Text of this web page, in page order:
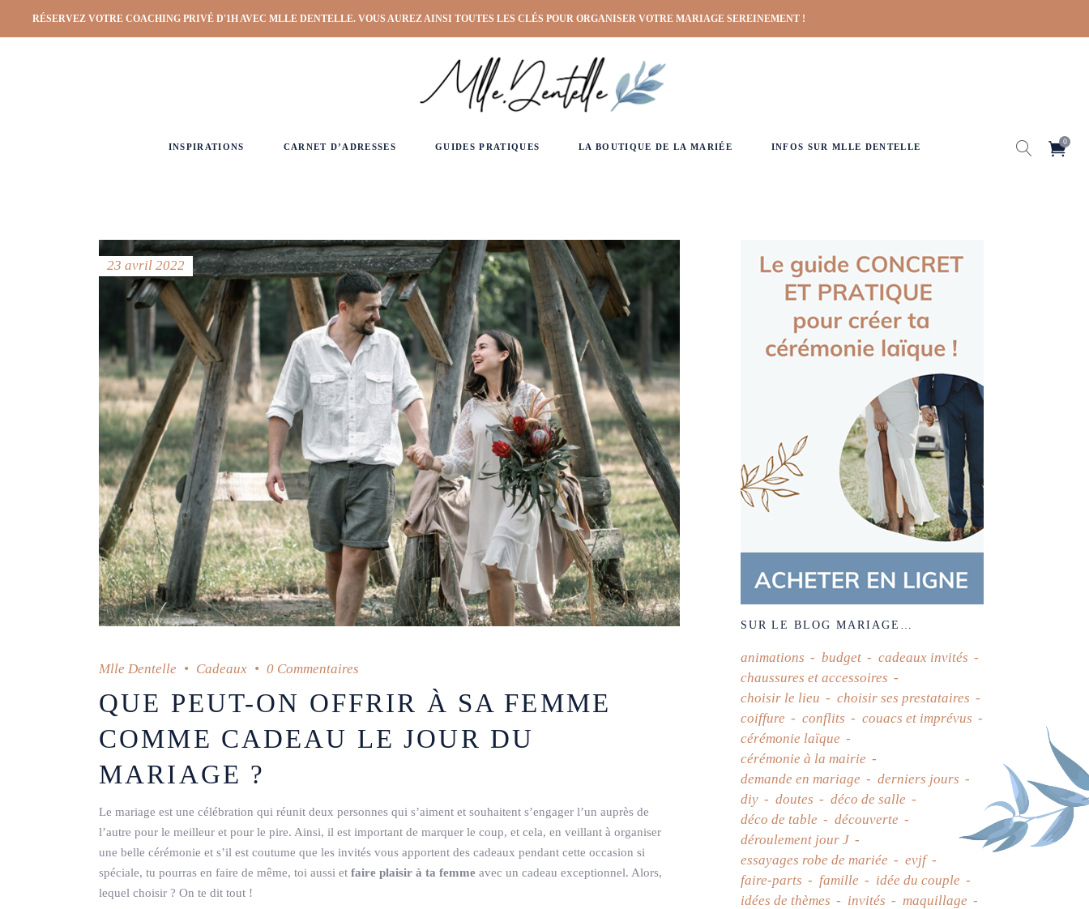
RÉSERVEZ VOTRE COACHING PRIVÉ D'1H AVEC MLLE DENTELLE. VOUS AUREZ AINSI TOUTES LES CLÉS POUR ORGANISER VOTRE MARIAGE SEREINEMENT !
INSPIRATIONS CARNET D’ADRESSES GUIDES PRATIQUES LA BOUTIQUE DE LA MARIÉE INFOS SUR MLLE DENTELLE
0
23 avril 2022
Mlle Dentelle Cadeaux 0 Commentaires
QUE PEUT-ON OFFRIR À SA FEMME
COMME CADEAU LE JOUR DU
MARIAGE ?
Le mariage est une célébration qui réunit deux personnes qui s’aiment et souhaitent s’engager l’un auprès de
l’autre pour le meilleur et pour le pire. Ainsi, il est important de marquer le coup, et cela, en veillant à organiser
une belle cérémonie et s’il est coutume que les invités vous apportent des cadeaux pendant cette occasion si
spéciale, tu pourras en faire de même, toi aussi et faire plaisir à ta femme avec un cadeau exceptionnel. Alors,
lequel choisir ? On te dit tout !
SUR LE BLOG MARIAGE…
animations budget
cadeaux invités
chaussures et accessoires
choisir le lieu
choisir ses prestataires
coiffure
conflits
couacs et imprévus
cérémonie laïque
cérémonie à la mairie
demande en mariage
derniers jours
diy
doutes
déco de salle
déco de table
découverte
déroulement jour J
essayages robe de mariée
evjf
faire-parts
famille
idée du couple
idées de thèmes
invités
maquillage